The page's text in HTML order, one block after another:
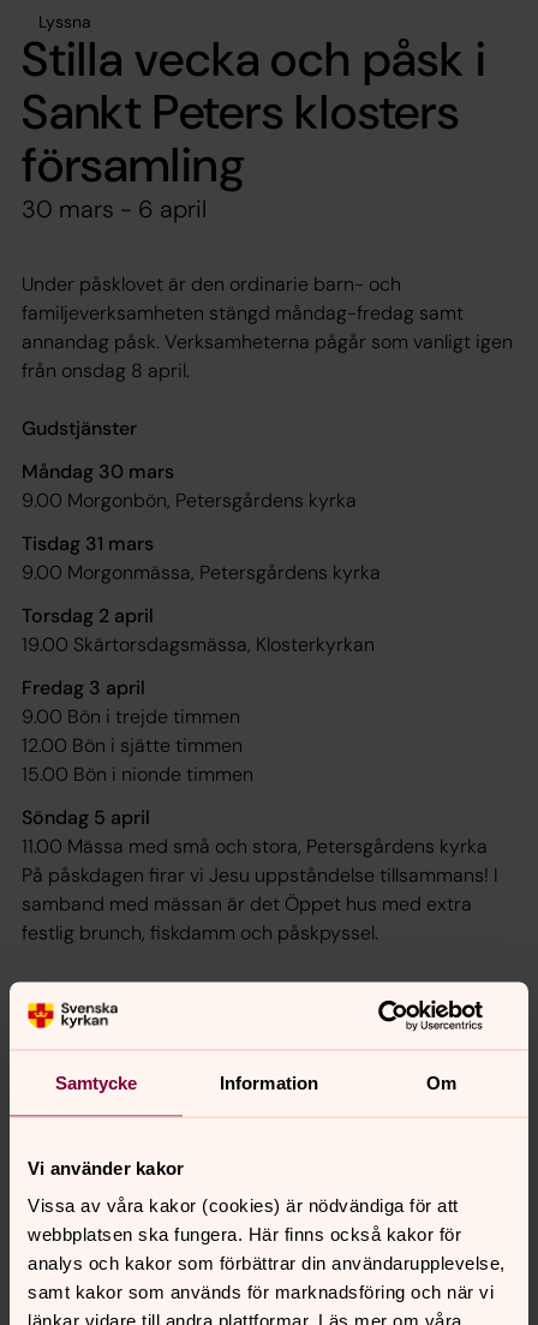
Samtycke Information Om
Vi använder kakor
Vissa av våra kakor (cookies) är nödvändiga för att
webbplatsen ska fungera. Här finns också kakor för
analys och kakor som förbättrar din användarupplevelse,
samt kakor som används för marknadsföring och när vi
länkar vidare till andra plattformar. Läs mer om våra
Lyssna
Stilla vecka och påsk i
Sankt Peters klosters
församling
30 mars - 6 april
Under påsklovet är den ordinarie barn- och
familjeverksamheten stängd måndag-fredag samt
annandag påsk. Verksamheterna pågår som vanligt igen
från onsdag 8 april.
Gudstjänster
Måndag 30 mars
9.00 Morgonbön, Petersgårdens kyrka
Tisdag 31 mars
9.00 Morgonmässa, Petersgårdens kyrka
Torsdag 2 april
19.00 Skärtorsdagsmässa, Klosterkyrkan
Fredag 3 april
9.00 Bön i trejde timmen
12.00 Bön i sjätte timmen
15.00 Bön i nionde timmen
Söndag 5 april
11.00 Mässa med små och stora, Petersgårdens kyrka
På påskdagen firar vi Jesu uppståndelse tillsammans! I
samband med mässan är det Öppet hus med extra
festlig brunch, fiskdamm och påskpyssel.
18.00 Mässa, Klosterkyrkan
Trumpetare Mårten Lundgren och dubbelkvartett från
Lunds Vokalensemble medverkar
Måndag 6 april
18.00 Mässa, Klosterkyrkan
Fira påsken i Lunds kyrkor
Från mörker till ljus, från sorg till glädje, från död till liv.
Från den sista måltiden till den tomma graven, från